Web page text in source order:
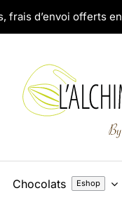
frais d’envoi offerts
Chocolats Eshop